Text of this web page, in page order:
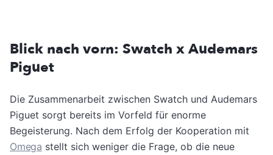
Blick nach vorn: Swatch x Audemars
Piguet
Die Zusammenarbeit zwischen Swatch und Audemars
Piguet sorgt bereits im Vorfeld für enorme
Begeisterung. Nach dem Erfolg der Kooperation mit
Omega stellt sich weniger die Frage, ob die neue